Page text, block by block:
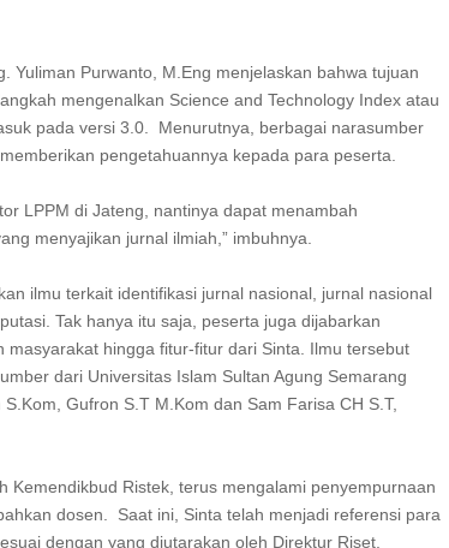
Yuliman Purwanto, M.Eng menjelaskan bahwa tujuan
mengenalkan Science and Technology Index atau
pada versi 3.0. Menurutnya, berbagai narasumber
pengetahuannya kepada para peserta.
LPPM di Jateng, nantinya dapat menambah
menyajikan jurnal ilmiah,” imbuhnya.
ilmu terkait identifikasi jurnal nasional, jurnal nasional
Tak hanya itu saja, peserta juga dijabarkan
hingga fitur-fitur dari Sinta. Ilmu tersebut
dari Universitas Islam Sultan Agung Semarang
Gufron S.T M.Kom dan Sam Farisa CH S.T,
Kemendikbud Ristek, terus mengalami penyempurnaan
dosen. Saat ini, Sinta telah menjadi referensi para
dengan yang diutarakan oleh Direktur Riset,